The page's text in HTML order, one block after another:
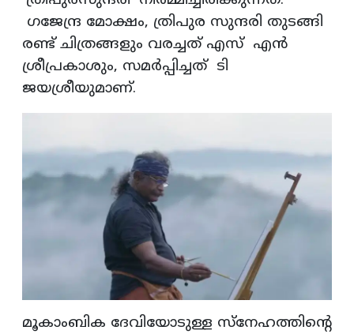
ഗജേന്ദ്ര മോക്ഷം, ത്രിപുര സുന്ദരി തുടങ്ങി
രണ്ട് ചിത്രങ്ങളും വരച്ചത് എസ് എന്‍
ശ്രീപ്രകാശും, സമര്‍പ്പിച്ചത് ടി
ജയശ്രീയുമാണ്.
മൂകാംബിക ദേവിയോടുള്ള സ്‌നേഹത്തിന്റെ